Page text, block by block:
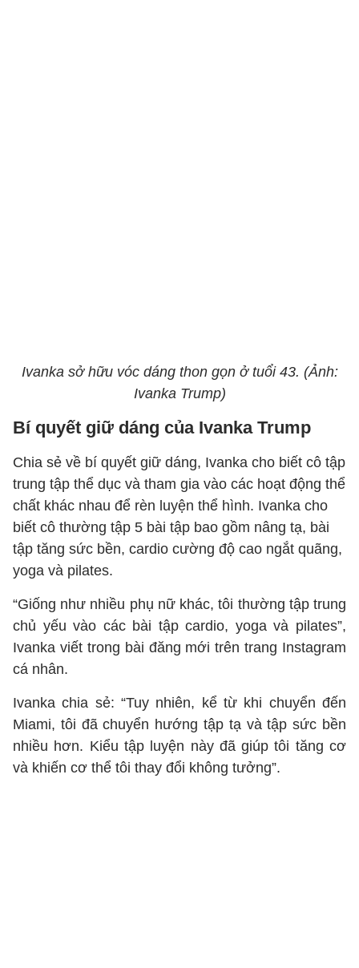
Ivanka sở hữu vóc dáng thon gọn ở tuổi 43. (Ảnh:
Ivanka Trump)
Bí quyết giữ dáng của Ivanka Trump
Chia sẻ về bí quyết giữ dáng, Ivanka cho biết cô tập
trung tập thể dục và tham gia vào các hoạt động thể
chất khác nhau để rèn luyện thể hình. Ivanka cho
biết cô thường tập 5 bài tập bao gồm nâng tạ, bài
tập tăng sức bền, cardio cường độ cao ngắt quãng,
yoga và pilates.
“Giống như nhiều phụ nữ khác, tôi thường tập trung
chủ yếu vào các bài tập cardio, yoga và pilates”,
Ivanka viết trong bài đăng mới trên trang Instagram
cá nhân.
Ivanka chia sẻ: “Tuy nhiên, kể từ khi chuyển đến
Miami, tôi đã chuyển hướng tập tạ và tập sức bền
nhiều hơn. Kiểu tập luyện này đã giúp tôi tăng cơ
và khiến cơ thể tôi thay đổi không tưởng”.